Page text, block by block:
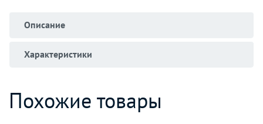
Описание
Характеристики
Похожие товары